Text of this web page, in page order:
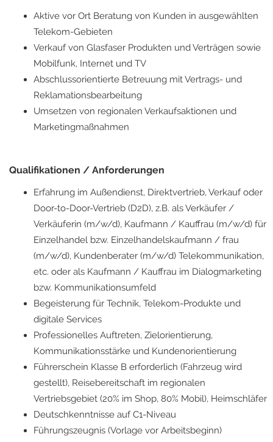
Aktive vor Ort Beratung von Kunden in ausgewählten
Telekom-Gebieten
Verkauf von Glasfaser Produkten und Verträgen sowie
Mobilfunk, Internet und TV
Abschlussorientierte Betreuung mit Vertrags- und
Reklamationsbearbeitung
Umsetzen von regionalen Verkaufsaktionen und
Marketingmaßnahmen
Qualifikationen / Anforderungen
Erfahrung im Außendienst, Direktvertrieb, Verkauf oder
Door-to-Door-Vertrieb (D2D), z.B. als Verkäufer /
Verkäuferin (m/w/d), Kaufmann / Kauffrau (m/w/d) für
Einzelhandel bzw. Einzelhandelskaufmann / frau
(m/w/d), Kundenberater (m/w/d) Telekommunikation,
etc. oder als Kaufmann / Kauffrau im Dialogmarketing
bzw. Kommunikationsumfeld
Begeisterung für Technik, Telekom-Produkte und
digitale Services
Professionelles Auftreten, Zielorientierung,
Kommunikationsstärke und Kundenorientierung
Führerschein Klasse B erforderlich (Fahrzeug wird
gestellt), Reisebereitschaft im regionalen
Vertriebsgebiet (20% im Shop, 80% Mobil), Heimschläfer
Deutschkenntnisse auf C1-Niveau
Führungszeugnis (Vorlage vor Arbeitsbeginn)